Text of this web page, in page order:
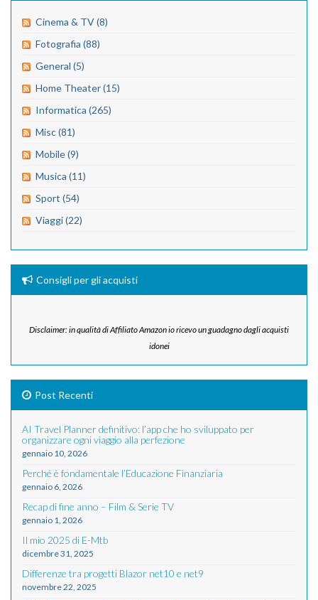
Cinema & TV (8)
Fotografia (88)
General (5)
Home Theater (15)
Informatica (265)
Misc (81)
Mobile (9)
Musica (11)
Sport (54)
Viaggi (22)
Consigli per gli acquisti
Disclaimer: in qualità di Affiliato Amazon io ricevo un guadagno dagli acquisti
idonei
Post Recenti
AI Travel Planner definitivo: l’app che ho sviluppato per
organizzare ogni viaggio alla perfezione
gennaio 10, 2026
Perché è fondamentale l’Educazione Finanziaria
gennaio 6, 2026
Recap di fine anno – Film & Serie TV
gennaio 1, 2026
Il mio 2025 di E-Mtb
dicembre 31, 2025
Differenze tra progetti Blazor net10 e net9
novembre 22, 2025